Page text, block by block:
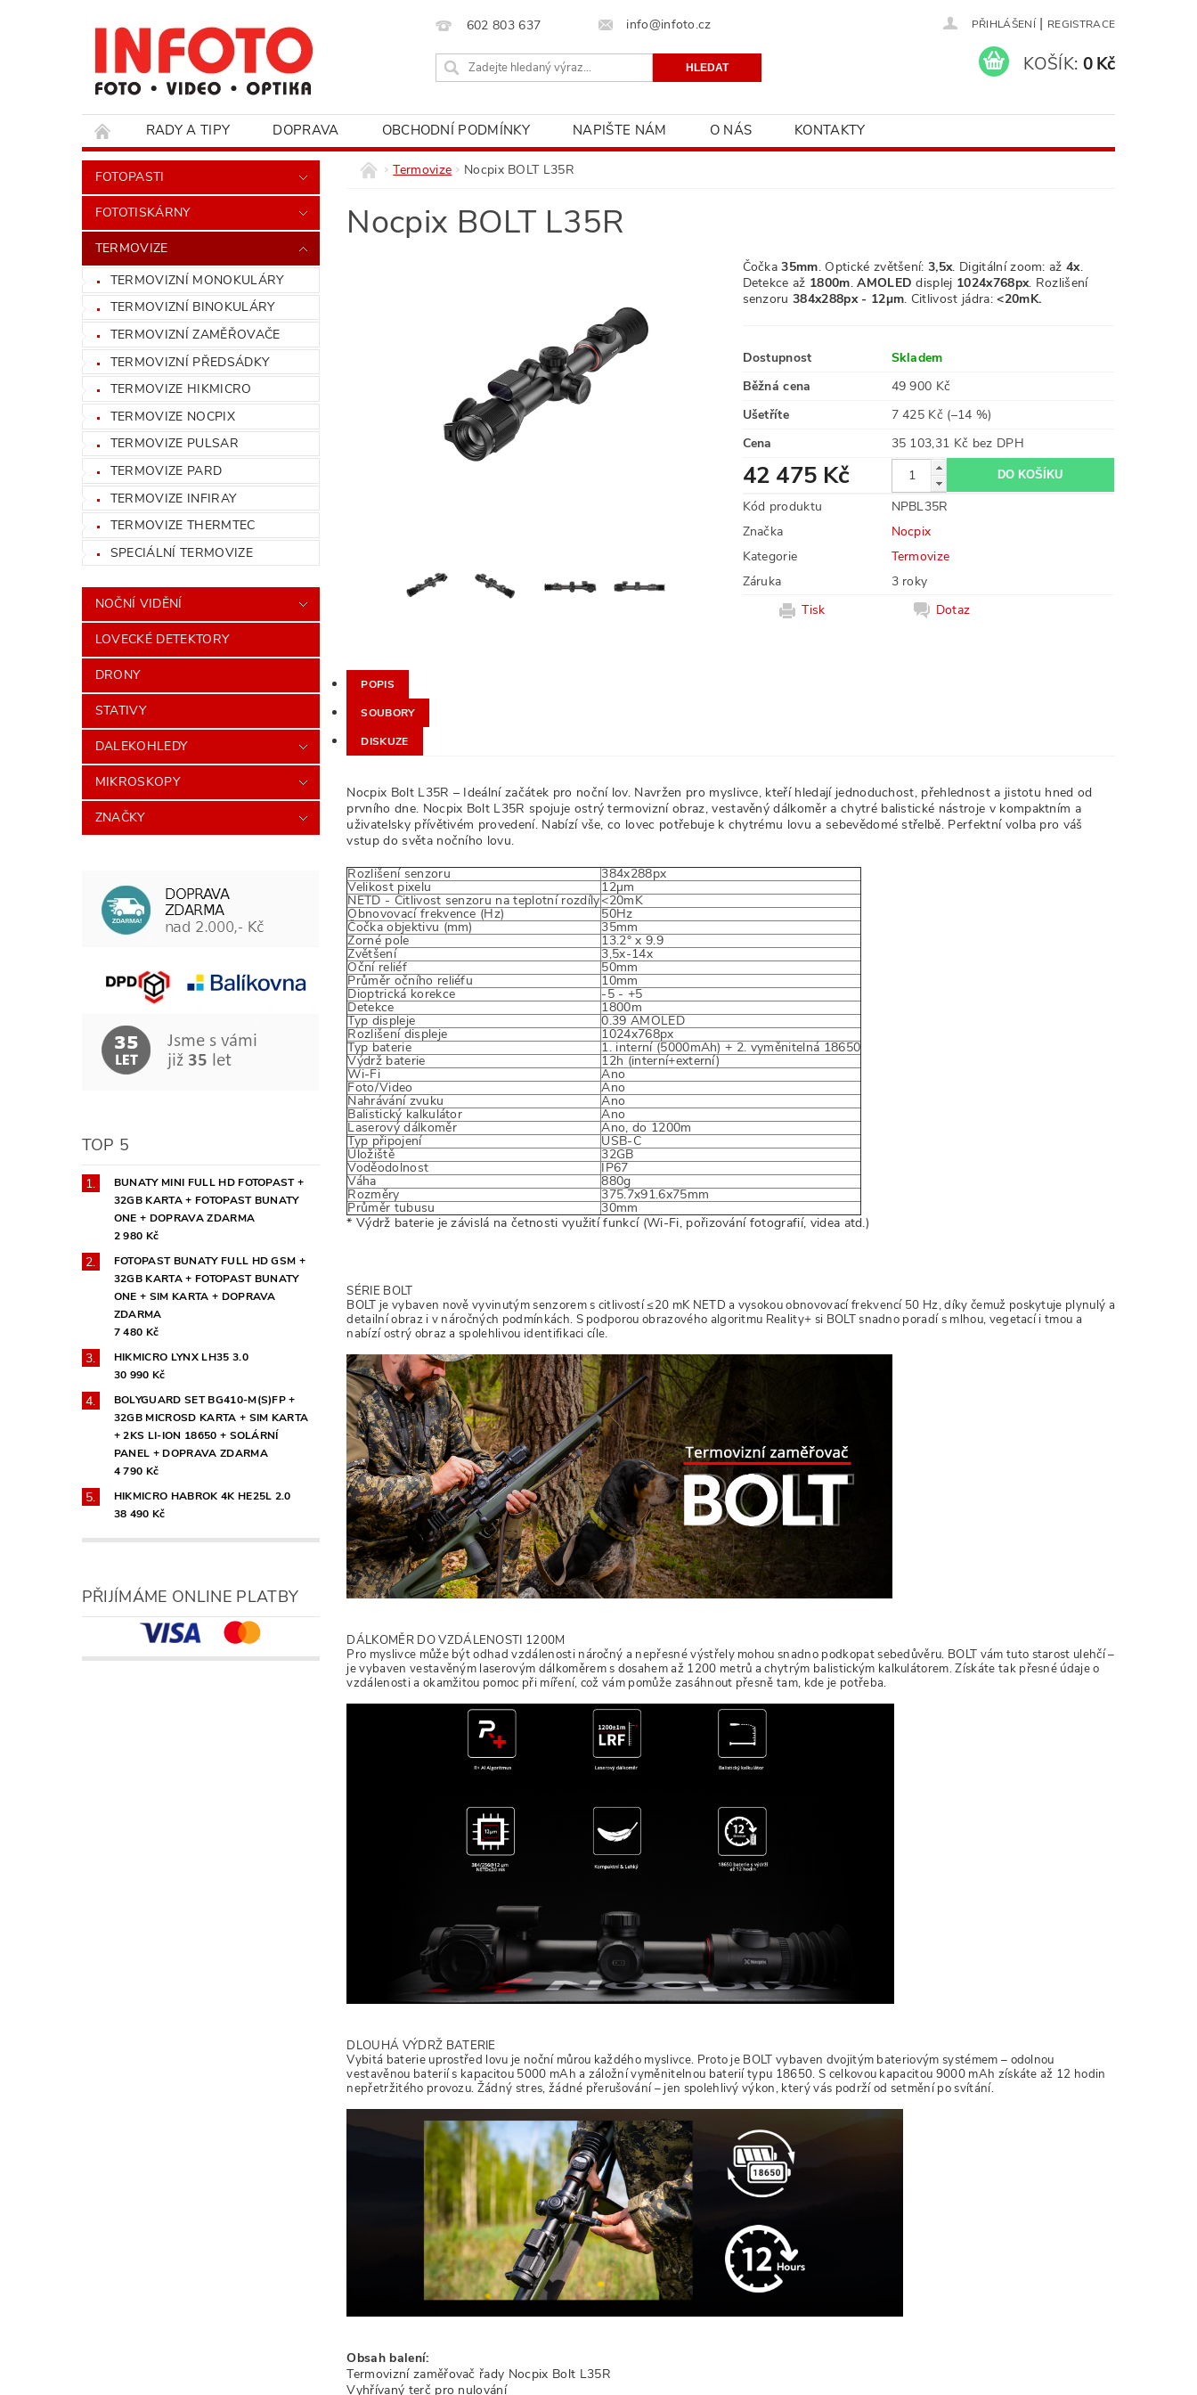
602 803 637 info@infoto.cz PŘIHLÁŠENÍ | REGISTRACE
KOŠÍK: 0 Kč
RADY A TIPY DOPRAVA OBCHODNÍ PODMÍNKY NAPIŠTE NÁM O NÁS
KONTAKTY
HODNOCENÍ OBCHODU
FOTOPASTI
FOTOTISKÁRNY
TERMOVIZE
TERMOVIZNÍ MONOKULÁRY
TERMOVIZNÍ BINOKULÁRY
TERMOVIZNÍ ZAMĚŘOVAČE
TERMOVIZNÍ PŘEDSÁDKY
TERMOVIZE HIKMICRO
TERMOVIZE NOCPIX
TERMOVIZE PULSAR
TERMOVIZE PARD
TERMOVIZE INFIRAY
TERMOVIZE THERMTEC
SPECIÁLNÍ TERMOVIZE
NOČNÍ VIDĚNÍ
LOVECKÉ DETEKTORY
DRONY
STATIVY
DALEKOHLEDY
MIKROSKOPY
ZNAČKY
TOP 5
BUNATY MINI FULL HD FOTOPAST +
32GB KARTA + FOTOPAST BUNATY
ONE + DOPRAVA ZDARMA
2 980 Kč
FOTOPAST BUNATY FULL HD GSM +
32GB KARTA + FOTOPAST BUNATY
ONE + SIM KARTA + DOPRAVA
ZDARMA
7 480 Kč
HIKMICRO LYNX LH35 3.0
30 990 Kč
BOLYGUARD SET BG410-M(S)FP +
32GB MICROSD KARTA + SIM KARTA
+ 2KS LI-ION 18650 + SOLÁRNÍ
PANEL + DOPRAVA ZDARMA
4 790 Kč
HIKMICRO HABROK 4K HE25L 2.0
38 490 Kč
PŘIJÍMÁME ONLINE PLATBY
Termovize Nocpix BOLT L35R
Nocpix BOLT L35R
Čočka35mm. Optické zvětšení:3,5x. Digitální zoom: až4x.
Detekce až 1800m.AMOLED displej 1024x768px. Rozlišení
senzoru384x288px - 12µm. Citlivost jádra:<20mK.
Dostupnost
Skladem
Běžná cena
49 900 Kč
Ušetříte
7 425 Kč (–14 %)
Cena
35 103,31 Kč bez DPH
42 475 Kč
Kód produktu
NPBL35R
Značka
Nocpix
Kategorie
Termovize
Záruka
3 roky
Tisk
Dotaz
POPIS
SOUBORY
DISKUZE
Nocpix Bolt L35R – Ideální začátek pro noční lov. Navržen pro myslivce, kteří hledají jednoduchost, přehlednost a jistotu hned od
prvního dne. Nocpix Bolt L35R spojuje ostrý termovizní obraz, vestavěný dálkoměr a chytré balistické nástroje v kompaktním a
uživatelsky přívětivém provedení. Nabízí vše, co lovec potřebuje k chytrému lovu a sebevědomé střelbě. Perfektní volba pro váš
vstup do světa nočního lovu.
Rozlišení senzoru
384x288px
Velikost pixelu 12µm
NETD - Citlivost senzoru na teplotní rozdíly<20mK
Obnovovací frekvence (Hz) 50Hz
Čočka objektivu (mm) 35mm
Zorné pole 13.2° x 9.9
Zvětšení 3,5x-14x
Oční reliéf 50mm
Průměr očního reliéfu 10mm
Dioptrická korekce -5 - +5
Detekce 1800m
Typ displeje 0.39 AMOLED
Rozlišení displeje 1024x768px
Typ baterie 1. interní (5000mAh) + 2. vyměnitelná 18650
Výdrž baterie 12h (interní+externí)
Wi-Fi Ano
Foto/Video Ano
Nahrávání zvuku Ano
Balistický kalkulátor Ano
Laserový dálkoměr Ano, do 1200m
Typ připojení USB-C
Úložiště 32GB
Voděodolnost IP67
Váha 880g
Rozměry 375.7x91.6x75mm
Průměr tubusu
30mm
* Výdrž baterie je závislá na četnosti využití funkcí (Wi-Fi, pořizování fotografií, videa atd.)
SÉRIE BOLT
BOLT je vybaven nově vyvinutým senzorem s citlivostí ≤20 mK NETD a vysokou obnovovací frekvencí 50 Hz, díky čemuž poskytuje plynulý a
detailní obraz i v náročných podmínkách. S podporou obrazového algoritmu Reality+ si BOLT snadno poradí s mlhou, vegetací i tmou a
nabízí ostrý obraz a spolehlivou identifikaci cíle.
DÁLKOMĚR DO VZDÁLENOSTI 1200M
Pro myslivce může být odhad vzdálenosti náročný a nepřesné výstřely mohou snadno podkopat sebedůvěru. BOLT vám tuto starost ulehčí –
je vybaven vestavěným laserovým dálkoměrem s dosahem až 1200 metrů a chytrým balistickým kalkulátorem. Získáte tak přesné údaje o
vzdálenosti a okamžitou pomoc při míření, což vám pomůže zasáhnout přesně tam, kde je potřeba.
DLOUHÁ VÝDRŽ BATERIE
Vybitá baterie uprostřed lovu je noční můrou každého myslivce. Proto je BOLT vybaven dvojitým bateriovým systémem – odolnou
vestavěnou baterií s kapacitou 5000 mAh a záložní vyměnitelnou baterií typu 18650. S celkovou kapacitou 9000 mAh získáte až 12 hodin
nepřetržitého provozu. Žádný stres, žádné přerušování – jen spolehlivý výkon, který vás podrží od setmění po svítání.
Obsah balení:
Termovizní zaměřovač řady Nocpix Bolt L35R
Vyhřívaný terč pro nulování